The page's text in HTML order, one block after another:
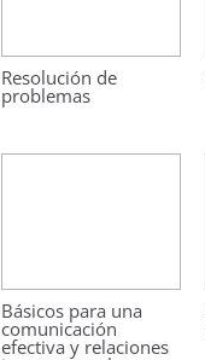
Resolución de
problemas
Básicos para una
comunicación
efectiva y relaciones